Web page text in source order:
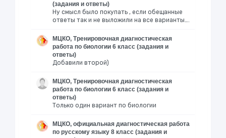
(задания и ответы)
Ну смысл было покупать , если обещанные
ответы так и не выложили на все варианты….
МЦКО, Тренировочная диагностическая
работа по биологии 6 класс (задания и
ответы)
Добавили второй)
МЦКО, Тренировочная диагностическая
работа по биологии 6 класс (задания и
ответы)
Только один вариант по биологии
МЦКО, официальная диагностическая работа
по русскому языку 8 класс (задания и